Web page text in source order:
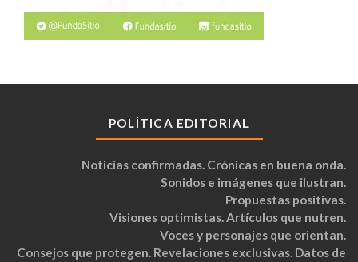
POLÍTICA EDITORIAL
Noticias confirmadas. Crónicas en buena onda.
Sonidos e imágenes que ilustran.
Propuestas positivas.
Visiones optimistas. Artículos que nutren.
Voces y personajes que orientan.
Consejos que protegen. Revelaciones exclusivas. Datos de